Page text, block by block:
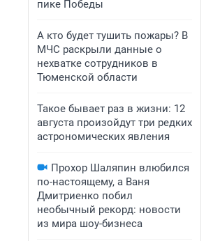
пике Победы
А кто будет тушить пожары? В
МЧС раскрыли данные о
нехватке сотрудников в
Тюменской области
Такое бывает раз в жизни: 12
августа произойдут три редких
астрономических явления
Прохор Шаляпин влюбился
по-настоящему, а Ваня
Дмитриенко побил
необычный рекорд: новости
из мира шоу-бизнеса